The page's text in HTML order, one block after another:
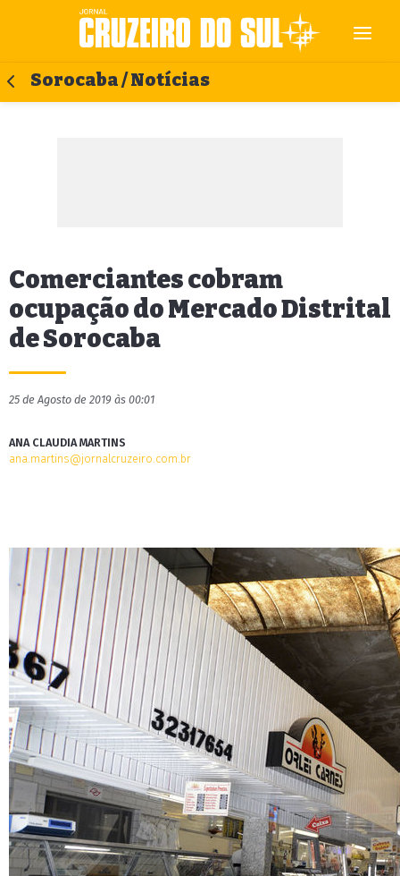
Sorocaba / Notícias
Comerciantes cobram
ocupação do Mercado Distrital
de Sorocaba
25 de Agosto de 2019 às 00:01
ANA CLAUDIA MARTINS
ana.martins@jornalcruzeiro.com.br